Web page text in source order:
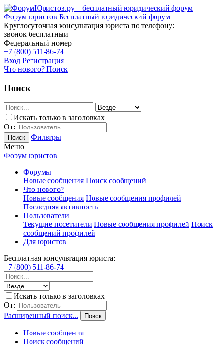
Форум юристов Бесплатный юридический форум
Круглосуточная консультация юриста по телефону:
звонок бесплатный
Федеральный номер
+7 (800) 511-86-74
Вход Регистрация
Что нового? Поиск
Поиск
Искать только в заголовках
От:
Поиск
Фильтры
Меню
Форум юристов
Форумы
Новые сообщения Поиск сообщений
Что нового?
Новые сообщения Новые сообщения профилей
Последняя активность
Пользователи
Текущие посетители Новые сообщения профилей Поиск
сообщений профилей
Для юристов
Бесплатная консультация юриста:
+7 (800) 511-86-74
Искать только в заголовках
От:
Расширенный поиск...
Поиск
Новые сообщения
Поиск сообщений